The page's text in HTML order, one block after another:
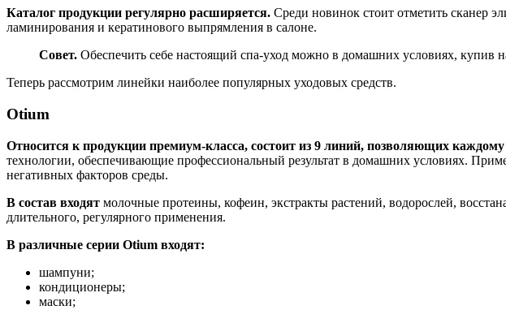
Каталог продукции регулярно расширяется. Среди новинок стоит отметить сканер
ламинирования и кератинового выпрямления в салоне.
Совет. Обеспечить себе настоящий спа-уход можно в домашних условиях, купив
Теперь рассмотрим линейки наиболее популярных уходовых средств.
Otium
Относится к продукции премиум-класса, состоит из 9 линий, позволяющих
технологии, обеспечивающие профессиональный результат в домашних условиях.
негативных факторов среды.
В состав входят молочные протеины, кофеин, экстракты растений, водорослей,
длительного, регулярного применения.
В различные серии Otium входят:
шампуни;
кондиционеры;
маски;